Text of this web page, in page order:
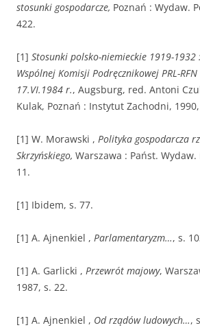
stosunki gospodarcze, Poznań : Wydaw.
422.
[1] Stosunki polsko-niemieckie 1919-1932
Wspólnej Komisji Podręcznikowej PRL-
17.VI.1984 r., Augsburg, red. Antoni
Kulak, Poznań : Instytut Zachodni,
[1] W. Morawski , Polityka gospodarcza
Skrzyńskiego, Warszawa : Państ.
11.
[1] Ibidem, s. 77.
[1] A. Ajnenkiel , Parlamentaryzm…, s.
[1] A. Garlicki , Przewrót majowy,
1987, s. 22.
[1] A. Ajnenkiel , Od rządów ludowych…,